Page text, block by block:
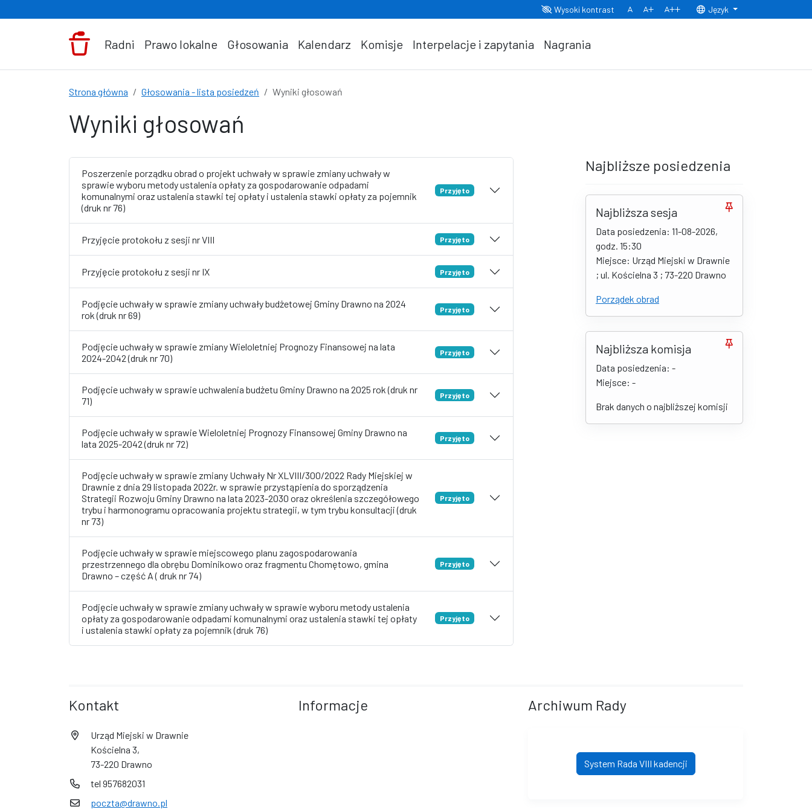
Wysoki kontrast
Normalny rozmiar czcionki
Rozmiar czcionki 150% Rozmiar czcionki 200%
Język
Radni Prawo lokalne Głosowania Kalendarz Komisje Interpelacje i zapytania Nagrania
Strona główna Głosowania - lista posiedzeń Wyniki głosowań
Wyniki głosowań
Poszerzenie porządku obrad o projekt uchwały w sprawie zmiany uchwały w
sprawie wyboru metody ustalenia opłaty za gospodarowanie odpadami
komunalnymi oraz ustalenia stawki tej opłaty i ustalenia stawki opłaty za pojemnik
(druk nr 76)
Przyjęto
Przyjęcie protokołu z sesji nr VIII Przyjęto
Przyjęcie protokołu z sesji nr IX Przyjęto
Podjęcie uchwały w sprawie zmiany uchwały budżetowej Gminy Drawno na 2024
rok (druk nr 69)
Przyjęto
Podjęcie uchwały w sprawie zmiany Wieloletniej Prognozy Finansowej na lata
2024-2042 (druk nr 70)
Przyjęto
Podjęcie uchwały w sprawie uchwalenia budżetu Gminy Drawno na 2025 rok (druk nr
71)
Przyjęto
Podjęcie uchwały w sprawie Wieloletniej Prognozy Finansowej Gminy Drawno na
lata 2025-2042 (druk nr 72)
Przyjęto
Podjęcie uchwały w sprawie zmiany Uchwały Nr XLVIII/300/2022 Rady Miejskiej w
Drawnie z dnia 29 listopada 2022r. w sprawie przystąpienia do sporządzenia
Strategii Rozwoju Gminy Drawno na lata 2023-2030 oraz określenia szczegółowego
trybu i harmonogramu opracowania projektu strategii, w tym trybu konsultacji (druk
nr 73)
Przyjęto
Podjęcie uchwały w sprawie miejscowego planu zagospodarowania
przestrzennego dla obrębu Dominikowo oraz fragmentu Chomętowo, gmina
Drawno – część A ( druk nr 74)
Przyjęto
Podjęcie uchwały w sprawie zmiany uchwały w sprawie wyboru metody ustalenia
opłaty za gospodarowanie odpadami komunalnymi oraz ustalenia stawki tej opłaty
i ustalenia stawki opłaty za pojemnik (druk 76)
Przyjęto
Najbliższe posiedzenia
Najbliższa sesja
Data posiedzenia: 11-08-2026,
godz. 15:30
Miejsce: Urząd Miejski w Drawnie
; ul. Kościelna 3 ; 73-220 Drawno
Porządek obrad
Najbliższa komisja
Data posiedzenia: -
Miejsce: -
Brak danych o najbliższej komisji
Kontakt
Urząd Miejski w Drawnie
Kościelna 3,
73-220 Drawno
tel 957682031
poczta@drawno.pl
Informacje Archiwum Rady
System Rada VIII kadencji